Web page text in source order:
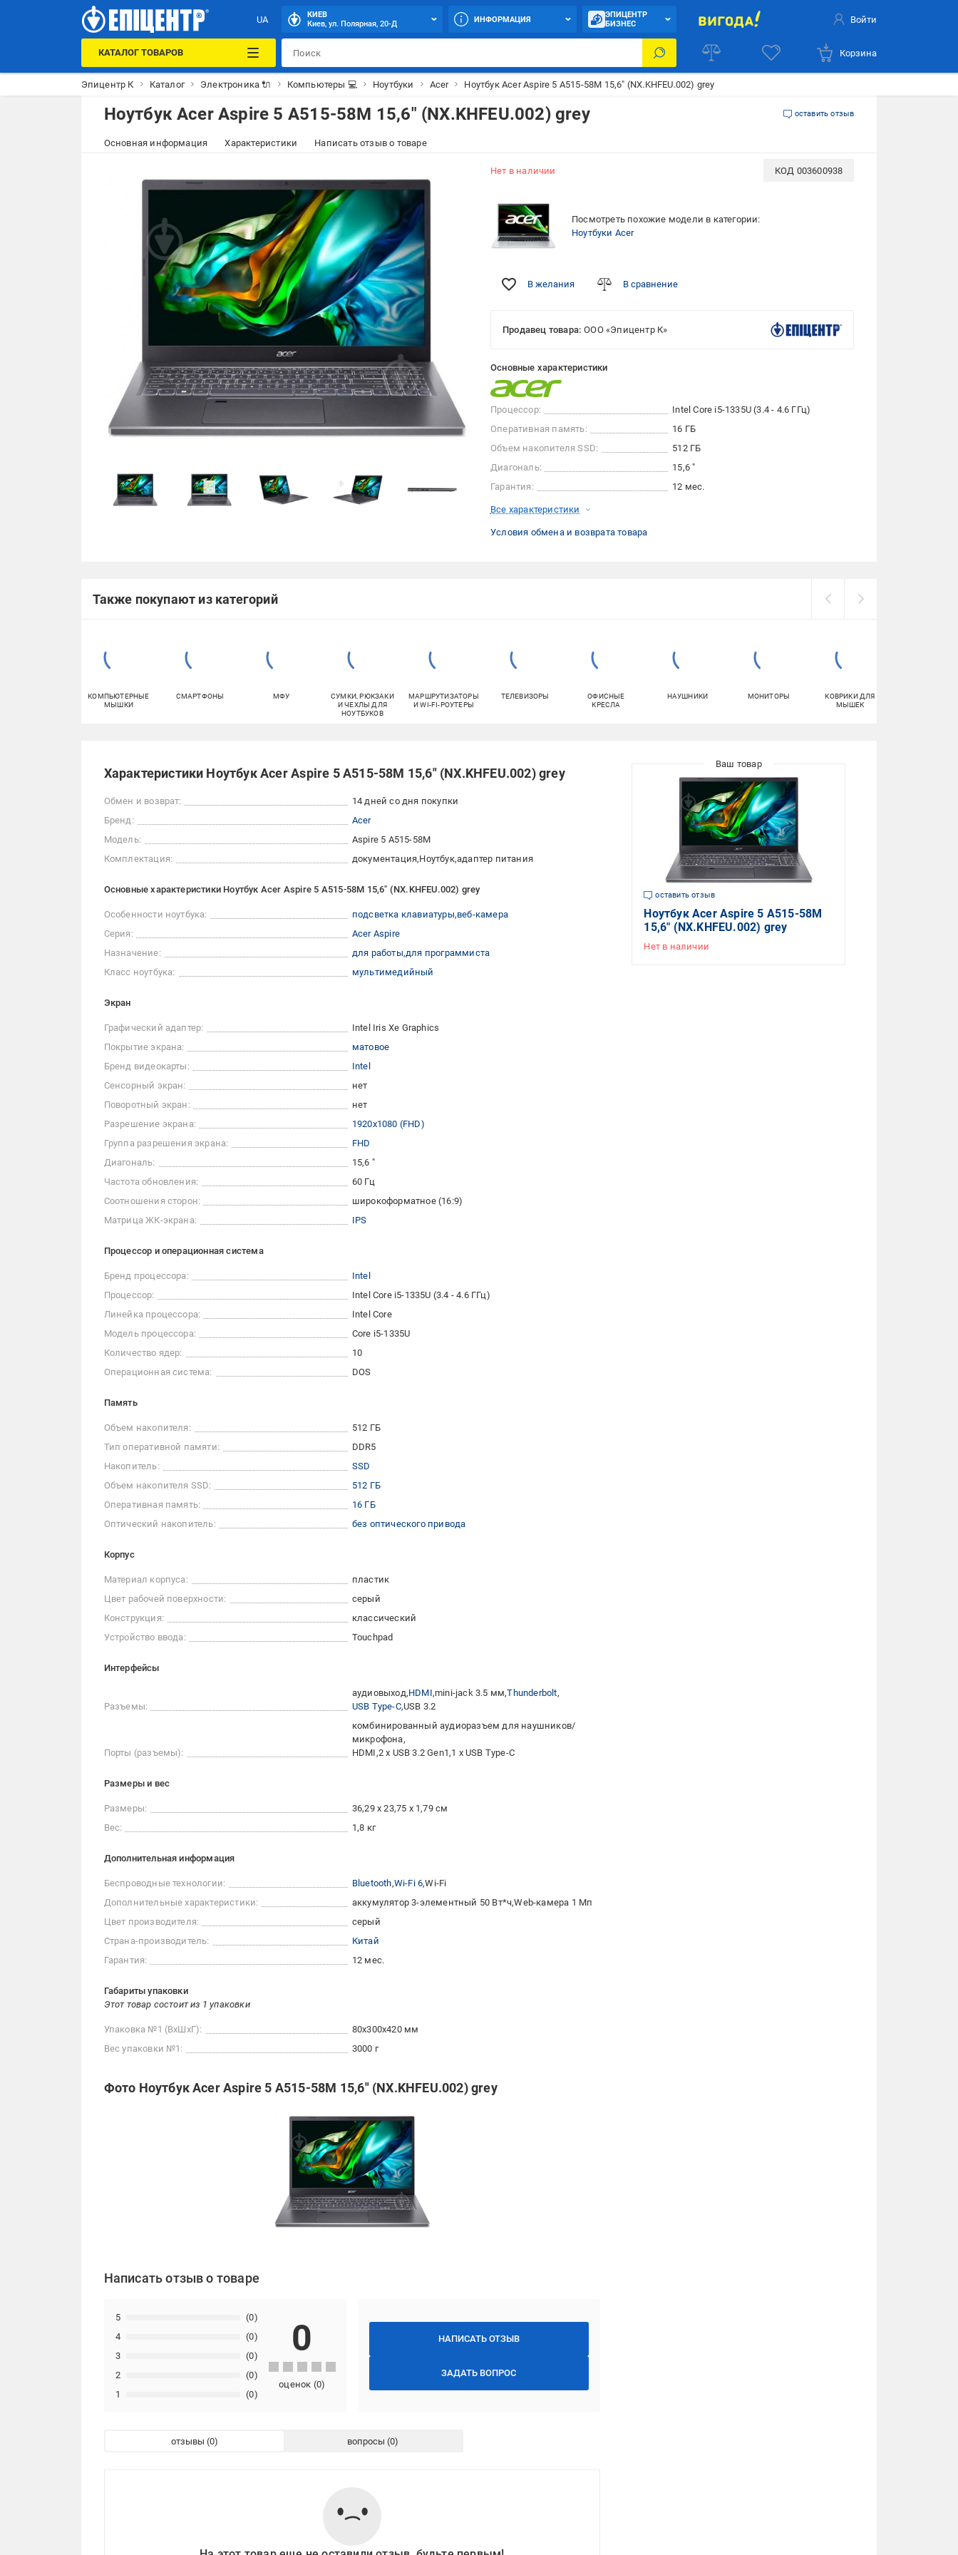
UA
КИЕВ
Киев, ул. Полярная, 20-Д
ИНФОРМАЦИЯ
ЭПИЦЕНТР
БИЗНЕС
Войти
КАТАЛОГ ТОВАРОВ Корзина
Эпицентр К Каталог Электроника 🔌 Компьютеры 💻 Ноутбуки Acer Ноутбук Acer Aspire 5 A515-58M 15,6" (NX.KHFEU.002) grey
Ноутбук Acer Aspire 5 A515-58M 15,6" (NX.KHFEU.002) grey оставить отзыв
Основная информация Характеристики Написать отзыв о товаре
Нет в наличии КОД 003600938
Посмотреть похожие модели в категории:
Ноутбуки Acer
В желания В сравнение
Продавец товара: ООО «Эпицентр К»
Основные характеристики
Процессор:
Intel Core i5-1335U (3.4 - 4.6 ГГц)
Оперативная память:
16 ГБ
Объем накопителя SSD:
512 ГБ
Диагональ:
15,6 "
Гарантия:
12 мес.
Все характеристики
Условия обмена и возврата товара
Также покупают из категорий
КОМПЬЮТЕРНЫЕ
МЫШКИ
СМАРТФОНЫ МФУ
СУМКИ, РЮКЗАКИ
И ЧЕХЛЫ ДЛЯ
НОУТБУКОВ
МАРШРУТИЗАТОРЫ
И WI-FI-РОУТЕРЫ
ТЕЛЕВИЗОРЫ
ОФИСНЫЕ
КРЕСЛА
НАУШНИКИ МОНИТОРЫ
КОВРИКИ ДЛЯ
МЫШЕК
Характеристики Ноутбук Acer Aspire 5 A515-58M 15,6" (NX.KHFEU.002) grey
Обмен и возврат:
14 дней со дня покупки
Бренд:
Acer
Модель:
Aspire 5 A515-58M
Комплектация:
документация Ноутбук адаптер питания
Основные характеристики Ноутбук Acer Aspire 5 A515-58M 15,6" (NX.KHFEU.002) grey
Особенности ноутбука: подсветка клавиатуры веб-камера
Серия:
Acer Aspire
Назначение:
для работы для программиста
Класс ноутбука:
мультимедийный
Экран
Графический адаптер:
Intel Iris Xe Graphics
Покрытие экрана:
матовое
Бренд видеокарты:
Intel
Сенсорный экран:
нет
Поворотный экран:
нет
Разрешение экрана:
1920x1080 (FHD)
Группа разрешения экрана:
FHD
Диагональ:
15,6 "
Частота обновления:
60 Гц
Соотношения сторон:
широкоформатное (16:9)
Матрица ЖК-экрана:
IPS
Процессор и операционная система
Бренд процессора:
Intel
Процессор:
Intel Core i5-1335U (3.4 - 4.6 ГГц)
Линейка процессора:
Intel Core
Модель процессора:
Core i5-1335U
Количество ядер:
10
Операционная система:
DOS
Память
Объем накопителя:
512 ГБ
Тип оперативной памяти:
DDR5
Накопитель:
SSD
Объем накопителя SSD:
512 ГБ
Оперативная память:
16 ГБ
Оптический накопитель:
без оптического привода
Корпус
Материал корпуса:
пластик
Цвет рабочей поверхности:
серый
Конструкция:
классический
Устройство ввода:
Touchpad
Интерфейсы
Разъемы:
аудиовыход HDMI mini-jack 3.5 мм Thunderbolt
USB Type-C USB 3.2
Порты (разъемы):
комбинированный аудиоразъем для наушников/
микрофона
HDMI 2 x USB 3.2 Gen1 1 x USB Type-C
Размеры и вес
Размеры:
36,29 х 23,75 х 1,79 см
Вес:
1,8 кг
Дополнительная информация
Беспроводные технологии: Bluetooth Wi-Fi 6 Wi-Fi
Дополнительные характеристики:
аккумулятор 3-элементный 50 Вт*ч Web-камера 1 Мп
Цвет производителя:
серый
Страна-производитель:
Китай
Гарантия:
12 мес.
Габариты упаковки
Этот товар состоит из 1 упаковки
Упаковка №1 (ВхШхГ):
80x300x420 мм
Вес упаковки №1:
3000 г
Фото Ноутбук Acer Aspire 5 A515-58M 15,6" (NX.KHFEU.002) grey
Написать отзыв о товаре
НАПИСАТЬ ОТЗЫВ
ЗАДАТЬ ВОПРОС
1 (0)
2 (0)
3 (0)
4 (0)
5 (0)
0
оценок (0)
отзывы вопросы
оставить отзыв
Ноутбук Acer Aspire 5 A515-58M
15,6" (NX.KHFEU.002) grey
Нет в наличии